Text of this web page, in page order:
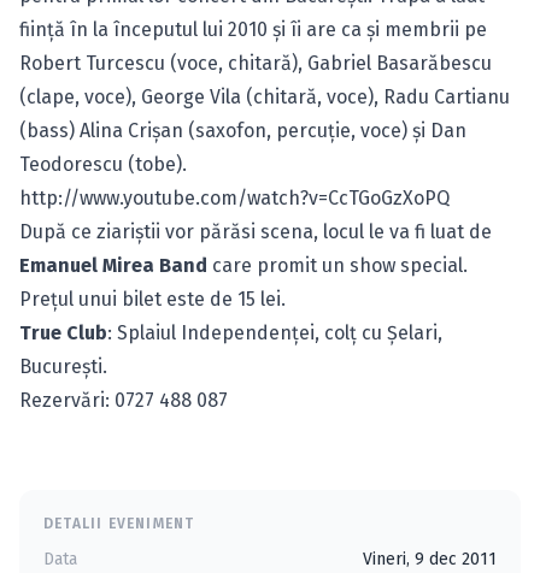
fiinţă în la începutul lui 2010 şi îi are ca şi membrii pe
Robert Turcescu (voce, chitară), Gabriel Basarăbescu
(clape, voce), George Vila (chitară, voce), Radu Cartianu
(bass) Alina Crişan (saxofon, percuţie, voce) şi Dan
Teodorescu (tobe).
http://www.youtube.com/watch?v=CcTGoGzXoPQ
După ce ziariştii vor părăsi scena, locul le va fi luat de
Emanuel Mirea Band care promit un show special.
Preţul unui bilet este de 15 lei.
True Club: Splaiul Independenţei, colţ cu Şelari,
Bucureşti.
Rezervări: 0727 488 087
DETALII EVENIMENT
Data Vineri, 9 dec 2011